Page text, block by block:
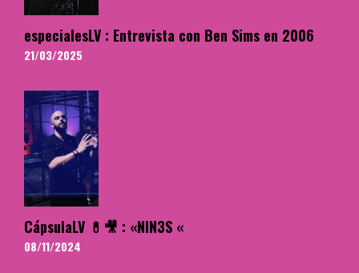
especialesLV : Entrevista con Ben Sims en 2006
21/03/2025
CápsulaLV 💊🎥 : «NIN3S «
08/11/2024